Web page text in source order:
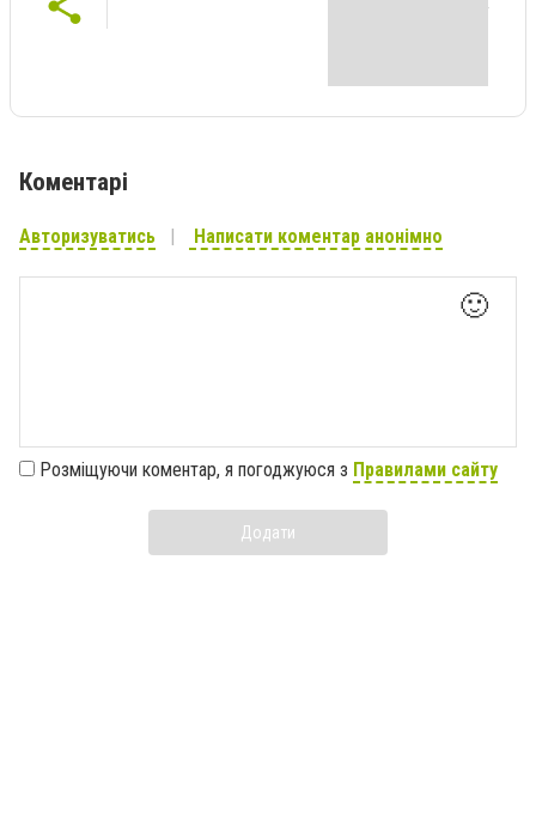
Коментарі
Авторизуватись Написати коментар анонімно
🙂
Розміщуючи коментар, я погоджуюся з Правилами сайту
Додати